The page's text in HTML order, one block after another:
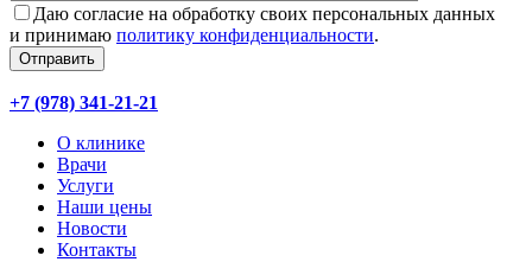
Даю согласие на обработку своих персональных данных
и принимаю политику конфиденциальности.
Отправить
+7 (978) 341-21-21
О клинике
Врачи
Услуги
Наши цены
Новости
Контакты